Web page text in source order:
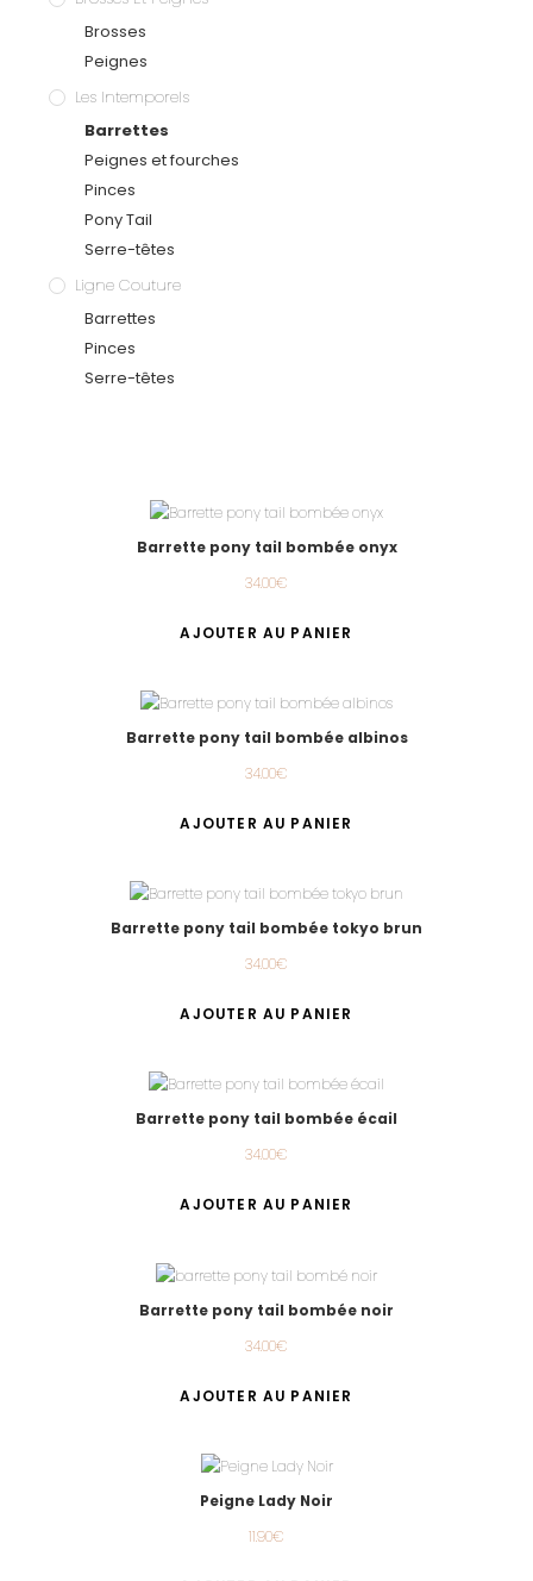
Brosses
Peignes
Les Intemporels
Barrettes
Peignes et fourches
Pinces
Pony Tail
Serre-têtes
Ligne Couture
Barrettes
Pinces
Serre-têtes
Barrette pony tail bombée onyx
34.00€
AJOUTER AU PANIER
Barrette pony tail bombée albinos
34.00€
AJOUTER AU PANIER
Barrette pony tail bombée tokyo brun
34.00€
AJOUTER AU PANIER
Barrette pony tail bombée écail
34.00€
AJOUTER AU PANIER
Barrette pony tail bombée noir
34.00€
AJOUTER AU PANIER
Peigne Lady Noir
11.90€